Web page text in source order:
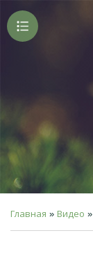
Главная » Видео »